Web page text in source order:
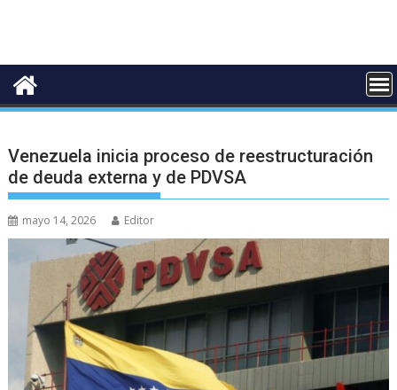
Venezuela inicia proceso de reestructuración
de deuda externa y de PDVSA
mayo 14, 2026 Editor